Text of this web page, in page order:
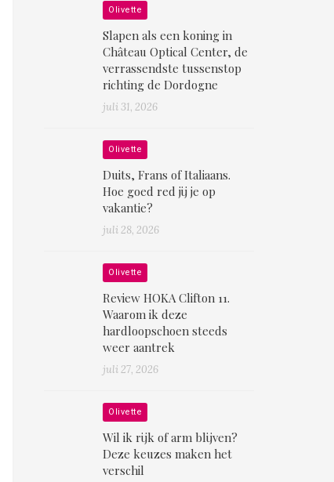
Olivette
Slapen als een koning in
Château Optical Center, de
verrassendste tussenstop
richting de Dordogne
juli 31, 2026
Olivette
Duits, Frans of Italiaans.
Hoe goed red jij je op
vakantie?
juli 28, 2026
Olivette
Review HOKA Clifton 11.
Waarom ik deze
hardloopschoen steeds
weer aantrek
juli 27, 2026
Olivette
Wil ik rijk of arm blijven?
Deze keuzes maken het
verschil